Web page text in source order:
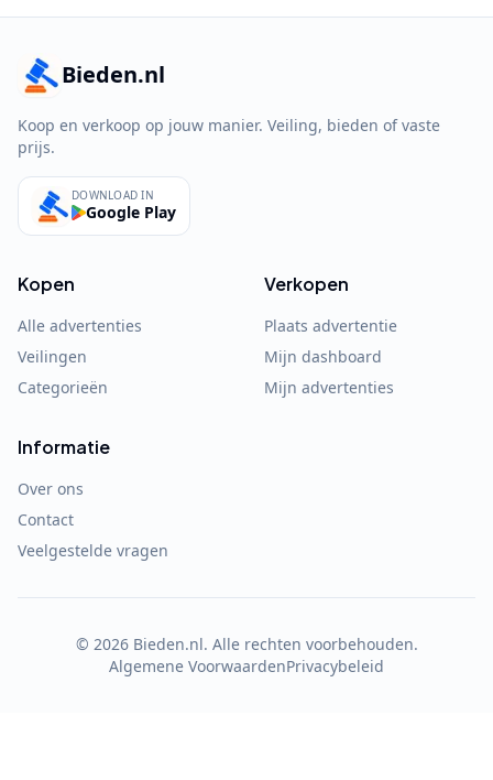
Bieden.nl
Koop en verkoop op jouw manier. Veiling, bieden of vaste
prijs.
DOWNLOAD IN
Google Play
Kopen
Alle advertenties
Veilingen
Categorieën
Verkopen
Plaats advertentie
Mijn dashboard
Mijn advertenties
Informatie
Over ons
Contact
Veelgestelde vragen
© 2026Bieden.nl. Alle rechten voorbehouden.
Algemene VoorwaardenPrivacybeleid